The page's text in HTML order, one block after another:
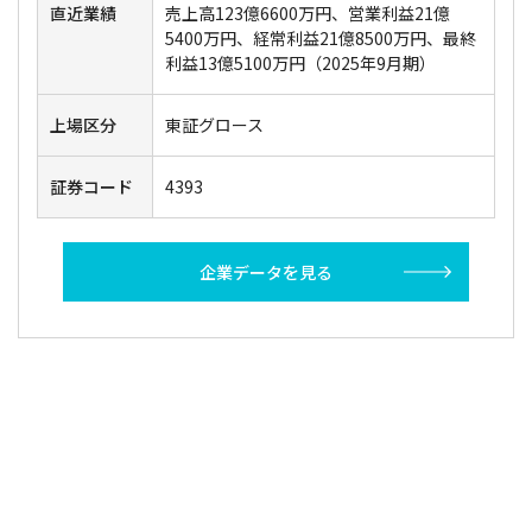
直近業績
売上高123億6600万円、営業利益21億
5400万円、経常利益21億8500万円、最終
利益13億5100万円（2025年9月期）
上場区分 東証グロース
証券コード 4393
企業データを見る